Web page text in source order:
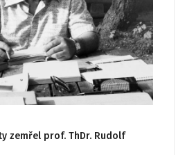
zemřel prof. ThDr. Rudolf